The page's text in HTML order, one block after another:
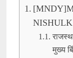
मुख्य